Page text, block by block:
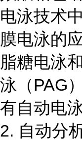
电泳技术
膜电泳的
脂糖电泳
泳（PAG
有自动电泳
2. 自动分